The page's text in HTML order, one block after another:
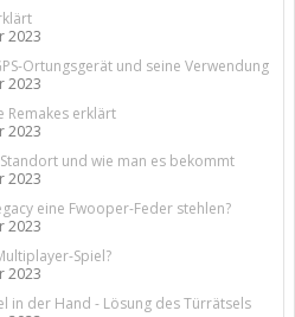
2023
Ortungsgerät und seine Verwendung
2023
Remakes erklärt
2023
und wie man es bekommt
2023
eine Fwooper-Feder stehlen?
2023
Spiel?
2023
in der Hand - Lösung des Türrätsels